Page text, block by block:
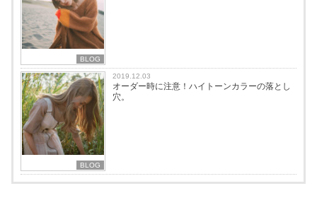
BLOG
BLOG
2019.12.03
オーダー時に注意！ハイトーンカラーの落とし
穴。